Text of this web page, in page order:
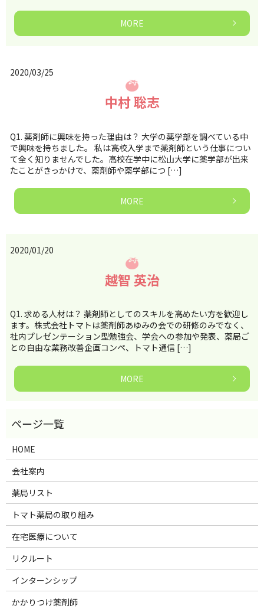
MORE
2020/03/25
中村 聡志
Q1. 薬剤師に興味を持った理由は？ 大学の薬学部を調べている中
で興味を持ちました。 私は高校入学まで薬剤師という仕事につい
て全く知りませんでした。高校在学中に松山大学に薬学部が出来
たことがきっかけで、薬剤師や薬学部につ […]
MORE
2020/01/20
越智 英治
Q1. 求める人材は？ 薬剤師としてのスキルを高めたい方を歓迎し
ます。株式会社トマトは薬剤師あゆみの会での研修のみでなく、
社内プレゼンテーション型勉強会、学会への参加や発表、薬局ご
との自由な業務改善企画コンペ、トマト通信 […]
MORE
HOME
会社案内
薬局リスト
トマト薬局の取り組み
在宅医療について
リクルート
インターンシップ
かかりつけ薬剤師